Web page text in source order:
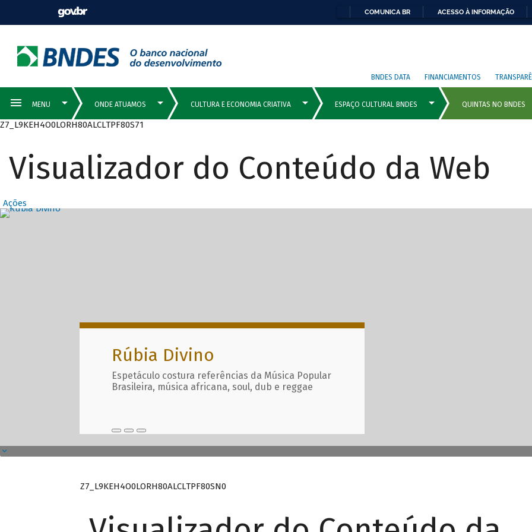
COMUNICA BR ACESSO À INFORMAÇÃO
BNDES DATA FINANCIAMENTOS
Z7_L9KEH4O0LORH80ALCLTPF80S71
Visualizador do Conteúdo da Web
Ações
Destaques Principais com
Rúbia Divino
Espetáculo costura referências da Música Popular
Brasileira, música africana, soul, dub e reggae
Z7_L9KEH4O0LORH80ALCLTPF80SN0